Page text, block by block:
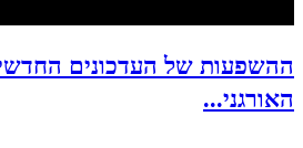
ההשפעות של העדכונים
האורגני...